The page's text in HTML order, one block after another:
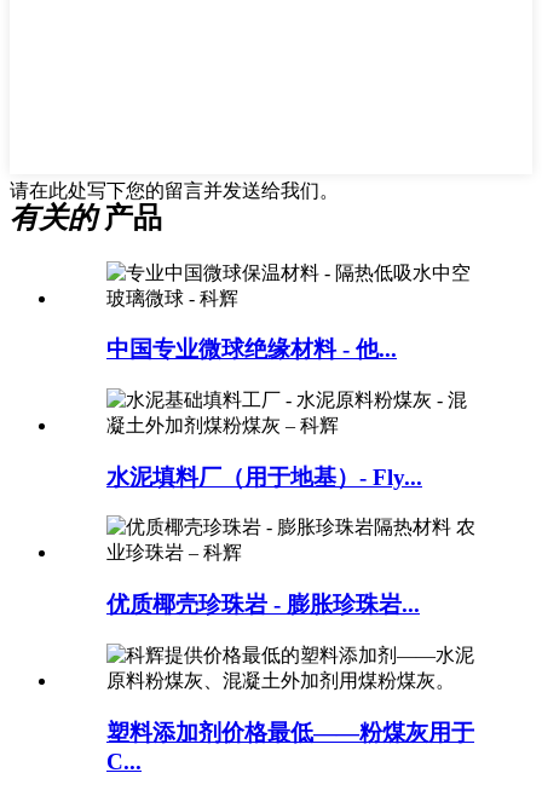
请在此处写下您的留言并发送给我们。
有关的产品
中国专业微球绝缘材料 - 他...
水泥填料厂（用于地基）- Fly...
优质椰壳珍珠岩 - 膨胀珍珠岩...
塑料添加剂价格最低——粉煤灰用于
C...